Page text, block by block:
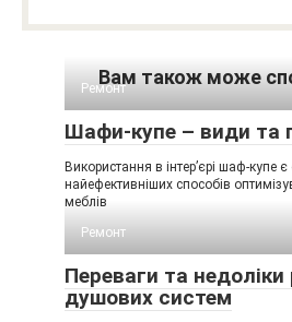
Вам також може
Ремонт
Шафи-купе – види та
Використання в інтер’єрі шаф-купе
найефективніших способів
меблів
Ремонт
Переваги та недоліки
душових систем